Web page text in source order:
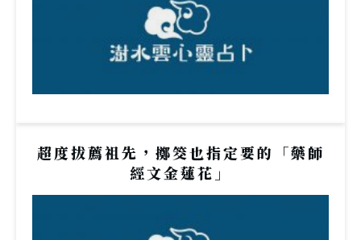
超度拔薦祖先，擲筊也指定要的「藥師
經文金蓮花」